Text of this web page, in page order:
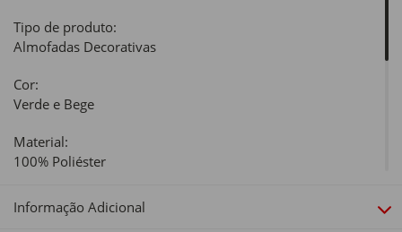
Tipo de produto:
Almofadas Decorativas
Cor:
Verde e Bege
Material:
100% Poliéster
Dimensões:
Comprimento x Largura: 45 x 45cm
Informação Adicional